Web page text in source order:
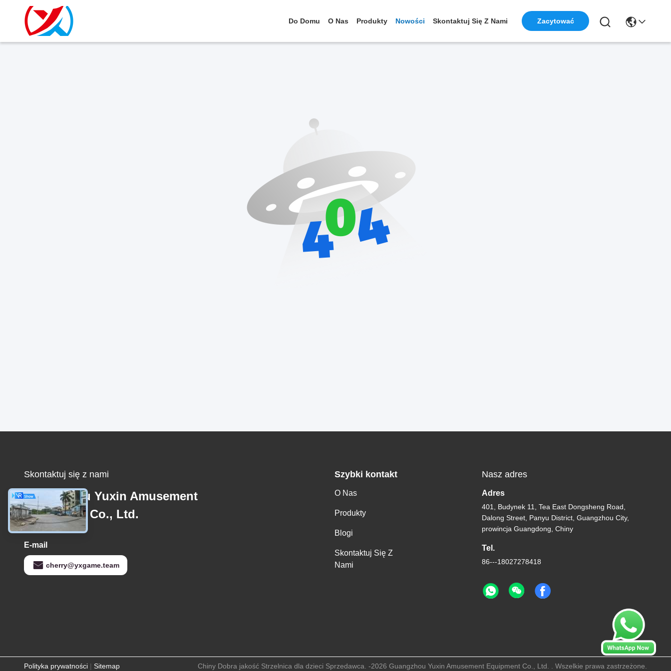
Do Domu O Nas Produkty Nowości Skontaktuj Się Z Nami Zacytować
Skontaktuj się z nami
Guangzhou Yuxin Amusement
Equipment Co., Ltd.
E-mail
cherry@yxgame.team
Szybki kontakt
O Nas
Produkty
Blogi
Skontaktuj Się Z
Nami
Nasz adres
Adres
401, Budynek 11, Tea East Dongsheng Road,
Dalong Street, Panyu District, Guangzhou City,
prowincja Guangdong, Chiny
Tel.
86---18027278418
Polityka prywatności | Sitemap Chiny Dobra jakość Strzelnica dla dzieci Sprzedawca. -2026 Guangzhou Yuxin Amusement Equipment Co., Ltd. . Wszelkie prawa zastrzeżone.